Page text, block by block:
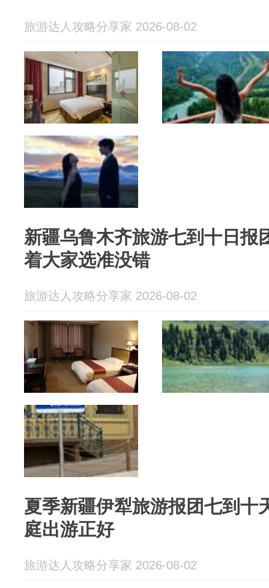
旅游达人攻略分享家 2026-08-02
新疆乌鲁木齐旅游七到十日报
着大家选准没错
旅游达人攻略分享家 2026-08-02
夏季新疆伊犁旅游报团七到十
庭出游正好
旅游达人攻略分享家 2026-08-02